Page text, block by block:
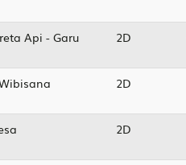
Api - Garu
2D
2D
2D